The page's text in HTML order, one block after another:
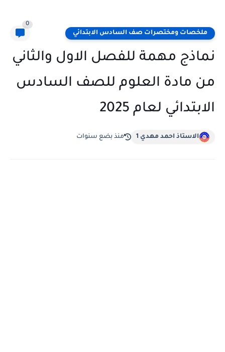
ملخصات ومختصرات صف السادس الابتدائي
0
نماذج مهمة للفصل الاول والثاني
من مادة العلوم للصف السادس
الابتدائي لعام 2025
الاستاذ احمد مهدي 1 منذ بضع سنوات